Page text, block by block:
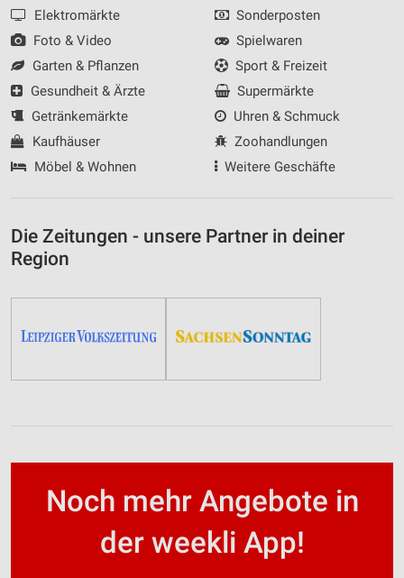
Elektromärkte
Foto & Video
Garten & Pflanzen
Gesundheit & Ärzte
Getränkemärkte
Kaufhäuser
Möbel & Wohnen
Sonderposten
Spielwaren
Sport & Freizeit
Supermärkte
Uhren & Schmuck
Zoohandlungen
Weitere Geschäfte
Die Zeitungen - unsere Partner in deiner
Region
Noch mehr Angebote in
der weekli App!